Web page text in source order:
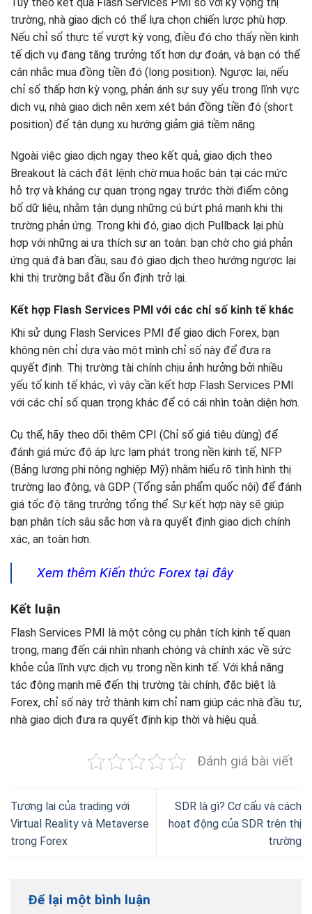
trường, nhà giao dịch có thể lựa chọn chiến lược phù hợp.
Nếu chỉ số thực tế vượt kỳ vọng, điều đó cho thấy nền kinh
tế dịch vụ đang tăng trưởng tốt hơn dự đoán, và bạn có thể
cân nhắc mua đồng tiền đó (long position). Ngược lại, nếu
chỉ số thấp hơn kỳ vọng, phản ánh sự suy yếu trong lĩnh vực
dịch vụ, nhà giao dịch nên xem xét bán đồng tiền đó (short
position) để tận dụng xu hướng giảm giá tiềm năng.
Ngoài việc giao dịch ngay theo kết quả, giao dịch theo
Breakout là cách đặt lệnh chờ mua hoặc bán tại các mức
hỗ trợ và kháng cự quan trọng ngay trước thời điểm công
bố dữ liệu, nhằm tận dụng những cú bứt phá mạnh khi thị
trường phản ứng. Trong khi đó, giao dịch Pullback lại phù
hợp với những ai ưa thích sự an toàn: bạn chờ cho giá phản
ứng quá đà ban đầu, sau đó giao dịch theo hướng ngược lại
khi thị trường bắt đầu ổn định trở lại.
Kết hợp Flash Services PMI với các chỉ số kinh tế khác
Khi sử dụng Flash Services PMI để giao dịch Forex, bạn
không nên chỉ dựa vào một mình chỉ số này để đưa ra
quyết định. Thị trường tài chính chịu ảnh hưởng bởi nhiều
yếu tố kinh tế khác, vì vậy cần kết hợp Flash Services PMI
với các chỉ số quan trọng khác để có cái nhìn toàn diện hơn.
Cụ thể, hãy theo dõi thêm CPI (Chỉ số giá tiêu dùng) để
đánh giá mức độ áp lực lạm phát trong nền kinh tế, NFP
(Bảng lương phi nông nghiệp Mỹ) nhằm hiểu rõ tình hình thị
trường lao động, và GDP (Tổng sản phẩm quốc nội) để đánh
giá tốc độ tăng trưởng tổng thể. Sự kết hợp này sẽ giúp
bạn phân tích sâu sắc hơn và ra quyết định giao dịch chính
xác, an toàn hơn.
Xem thêm Kiến thức Forex tại đây
Kết luận
Flash Services PMI là một công cụ phân tích kinh tế quan
trọng, mang đến cái nhìn nhanh chóng và chính xác về sức
khỏe của lĩnh vực dịch vụ trong nền kinh tế. Với khả năng
tác động mạnh mẽ đến thị trường tài chính, đặc biệt là
Forex, chỉ số này trở thành kim chỉ nam giúp các nhà đầu tư,
nhà giao dịch đưa ra quyết định kịp thời và hiệu quả.
Đánh giá bài viết
Tương lai của trading với
Virtual Reality và Metaverse
trong Forex
SDR là gì? Cơ cấu và cách
hoạt động của SDR trên thị
trường
Để lại một bình luận